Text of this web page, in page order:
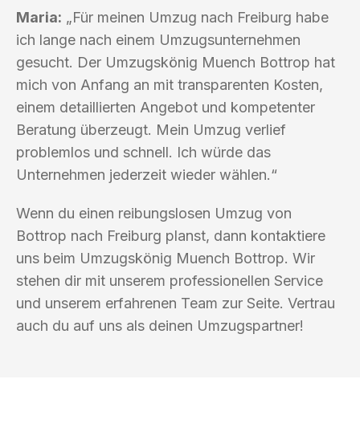
Maria: „Für meinen Umzug nach Freiburg habe
ich lange nach einem Umzugsunternehmen
gesucht. Der Umzugskönig Muench Bottrop hat
mich von Anfang an mit transparenten Kosten,
einem detaillierten Angebot und kompetenter
Beratung überzeugt. Mein Umzug verlief
problemlos und schnell. Ich würde das
Unternehmen jederzeit wieder wählen.“
Wenn du einen reibungslosen Umzug von
Bottrop nach Freiburg planst, dann kontaktiere
uns beim Umzugskönig Muench Bottrop. Wir
stehen dir mit unserem professionellen Service
und unserem erfahrenen Team zur Seite. Vertrau
auch du auf uns als deinen Umzugspartner!